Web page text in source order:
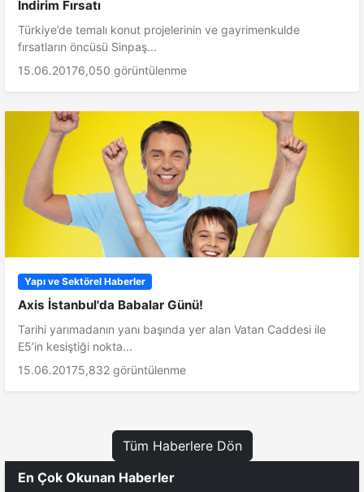
İndirim Fırsatı
Türkiye’de temalı konut projelerinin ve gayrimenkulde
fırsatların öncüsü Sinpaş...
15.06.20176,050 görüntülenme
Yapı ve Sektörel Haberler
Axis İstanbul'da Babalar Günü!
Tarihi yarımadanın yanı başında yer alan Vatan Caddesi ile
E5’in kesiştiği nokta...
15.06.20175,832 görüntülenme
Tüm Haberlere Dön
En Çok Okunan Haberler